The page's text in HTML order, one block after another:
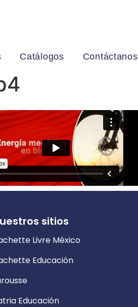
Catálogos Contáctanos
sitios
Livre México
Educación
Educación